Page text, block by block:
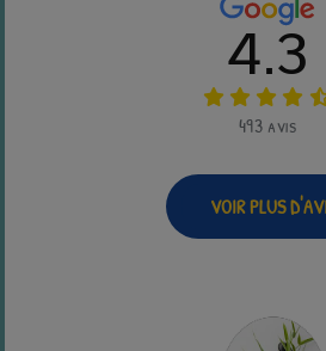
4.3
493 avis
VOIR PLUS